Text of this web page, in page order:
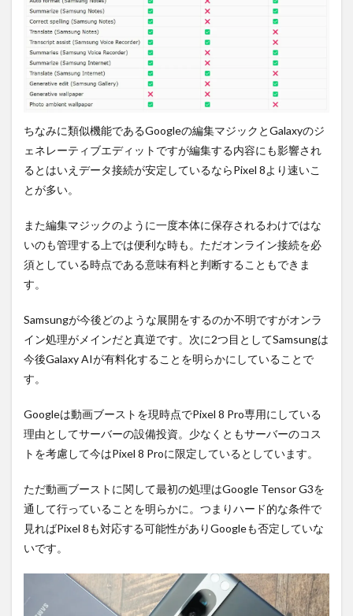
ちなみに類似機能であるGoogleの編集マジックとGalaxyのジ
ェネレーティブエディットですが編集する内容にも影響され
るとはいえデータ接続が安定しているならPixel 8より速いこ
とが多い。
また編集マジックのように一度本体に保存されるわけではな
いのも管理する上では便利な時も。ただオンライン接続を必
須としている時点である意味有料と判断することもできま
す。
Samsungが今後どのような展開をするのか不明ですがオンラ
イン処理がメインだと真逆です。次に2つ目としてSamsungは
今後Galaxy AIが有料化することを明らかにしていることで
す。
Googleは動画ブーストを現時点でPixel 8 Pro専用にしている
理由としてサーバーの設備投資。少なくともサーバーのコス
トを考慮して今はPixel 8 Proに限定しているとしています。
ただ動画ブーストに関して最初の処理はGoogle Tensor G3を
通して行っていることを明らかに。つまりハード的な条件で
見ればPixel 8も対応する可能性がありGoogleも否定していな
いです。